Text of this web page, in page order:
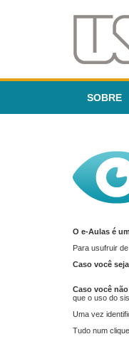
SOBRE
O e-Aulas é
Para usufruir
Caso você
Caso você
que o uso do
Uma vez
Tudo num